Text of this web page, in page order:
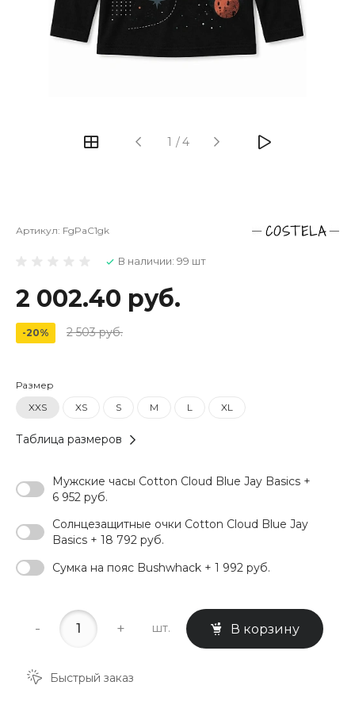
1 /4
Артикул: FgPaC1gk
В наличии: 99 шт
2 002.40 руб.
-20% 2 503 руб.
Размер
XXS
XS S M L XL
Таблица размеров
Мужские часы Cotton Cloud Blue Jay Basics +
6 952 руб.
Солнцезащитные очки Cotton Cloud Blue Jay
Basics + 18 792 руб.
Сумка на пояс Bushwhack + 1 992 руб.
- + шт. В корзину
Быстрый заказ